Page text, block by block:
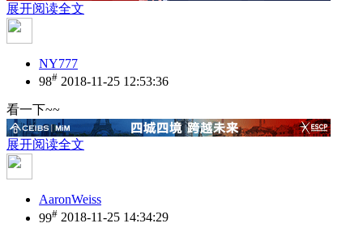
展开阅读全文
NY777
98# 2018-11-25 12:53:36
看一下~~
展开阅读全文
AaronWeiss
99# 2018-11-25 14:34:29